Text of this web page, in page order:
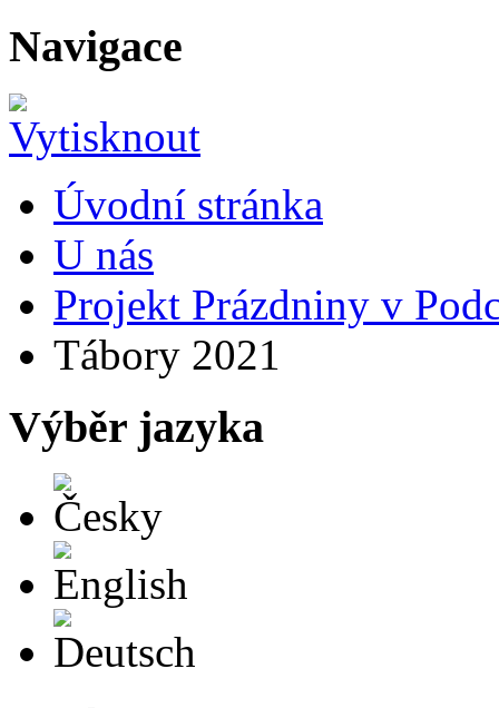
Navigace
Úvodní stránka
U nás
Projekt Prázdniny v
Tábory 2021
Výběr jazyka